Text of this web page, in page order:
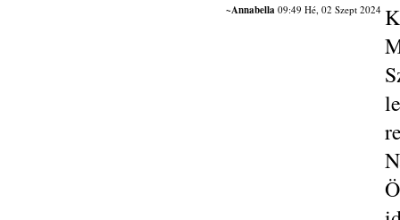
~Annabella09:49 Hé, 02 Szept 2024